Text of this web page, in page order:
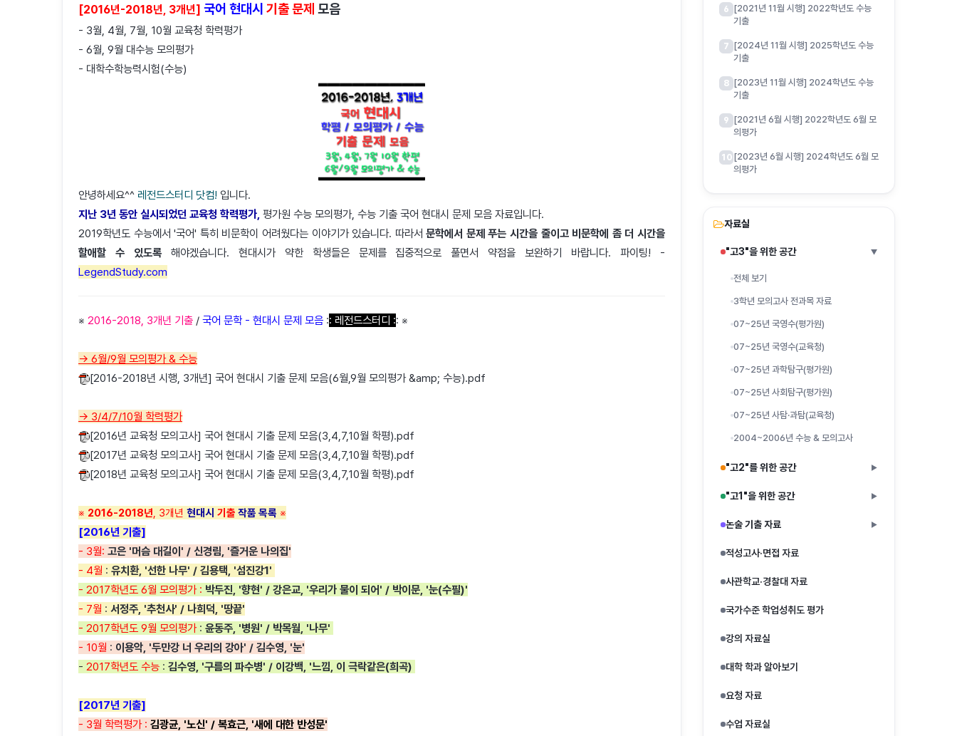
[2016년-2018년, 3개년] 국어 현대시 기출 문제 모음
- 3월, 4월, 7월, 10월 교육청 학력평가
- 6월, 9월 대수능 모의평가
- 대학수학능력시험(수능)
안녕하세요^^ 레전드스터디 닷컴! 입니다.
지난 3년 동안 실시되었던 교육청 학력평가, 평가원 수능 모의평가, 수능 기출 국어 현대시 문제 모음 자료입니다.
2019학년도 수능에서 '국어' 특히 비문학이 어려웠다는 이야기가 있습니다. 따라서문학에서 문제 푸는 시간을 줄이고 비문학에 좀 더 시간을
할애할 수 있도록해야겠습니다. 현대시가 약한 학생들은 문제를 집중적으로 풀면서 약점을 보완하기 바랍니다. 파이팅! -
LegendStudy.com
※ 2016-2018, 3개년 기출 / 국어 문학 - 현대시 문제 모음 :: 레전드스터디 :: ※
→ 6월/9월 모의평가 & 수능
[2016-2018년 시행, 3개년] 국어 현대시 기출 문제 모음(6월,9월 모의평가 &amp; 수능).pdf
→ 3/4/7/10월 학력평가
[2016년 교육청 모의고사] 국어 현대시 기출 문제 모음(3,4,7,10월 학평).pdf
[2017년 교육청 모의고사] 국어 현대시 기출 문제 모음(3,4,7,10월 학평).pdf
[2018년 교육청 모의고사] 국어 현대시 기출 문제 모음(3,4,7,10월 학평).pdf
※ 2016-2018년, 3개년 현대시 기출 작품 목록 ※
[2016년 기출]
- 3월: 고은 '머슴 대길이' / 신경림, '즐거운 나의집'
- 4월 : 유치환, '선한 나무' / 김용택, '섬진강1'
- 2017학년도 6월 모의평가 : 박두진, '향현' / 강은교, '우리가 물이 되어' / 박이문, '눈(수필)'
- 7월 : 서정주, '추천사' / 나희덕, '땅끝'
- 2017학년도 9월 모의평가: 윤동주, '병원' / 박목월, '나무'
- 10월 : 이용악, '두만강 너 우리의 강아' / 김수영, '눈'
- 2017학년도 수능 : 김수영, '구름의 파수병' / 이강백, '느낌, 이 극락같은(희곡)
[2017년 기출]
- 3월 학력평가 : 김광균, '노신' / 복효근, '새에 대한 반성문'
6 [2021년 11월 시행] 2022학년도 수능
기출
7 [2024년 11월 시행] 2025학년도 수능
기출
8 [2023년 11월 시행] 2024학년도 수능
기출
9 [2021년 6월 시행] 2022학년도 6월 모
의평가
10 [2023년 6월 시행] 2024학년도 6월 모
의평가
자료실
"고3"을 위한 공간 ▶
전체 보기
3학년 모의고사 전과목 자료
07~25년 국영수(평가원)
07~25년 국영수(교육청)
07~25년 과학탐구(평가원)
07~25년 사회탐구(평가원)
07~25년 사탐·과탐(교육청)
2004~2006년 수능 & 모의고사
"고2"를 위한 공간 ▶
"고1"을 위한 공간 ▶
논술 기출 자료 ▶
적성고사·면접 자료
사관학교·경찰대 자료
국가수준 학업성취도 평가
강의 자료실
대학 학과 알아보기
요청 자료
수업 자료실